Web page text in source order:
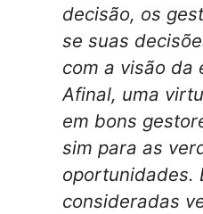
decisão, os
se suas
com a visão da
Afinal, uma
em bons
sim para as
oportunidades.
consideradas